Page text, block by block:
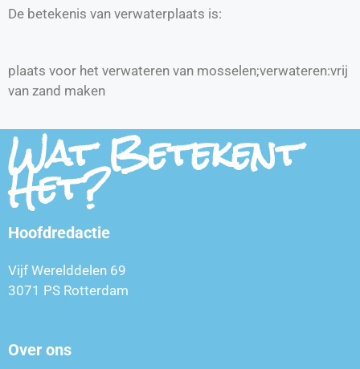
De betekenis van verwaterplaats is:
plaats voor het verwateren van mosselen;verwateren:vrij
van zand maken
Wat Betekent
Het?
Hoofdredactie
Vijf Werelddelen 69
3071 PS Rotterdam
Over ons